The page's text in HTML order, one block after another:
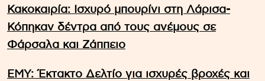
Κακοκαιρία: Ισχυρό μπουρίνι στη Λάρισα-
Κόπηκαν δέντρα από τους ανέμους σε
Φάρσαλα και Ζάππειο
ΕΜΥ: Έκτακτο Δελτίο για ισχυρές βροχές και